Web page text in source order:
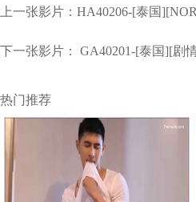
上一张影片： HA40206-[泰国
下一张影片： GA40201-[泰国][剧
热门推荐